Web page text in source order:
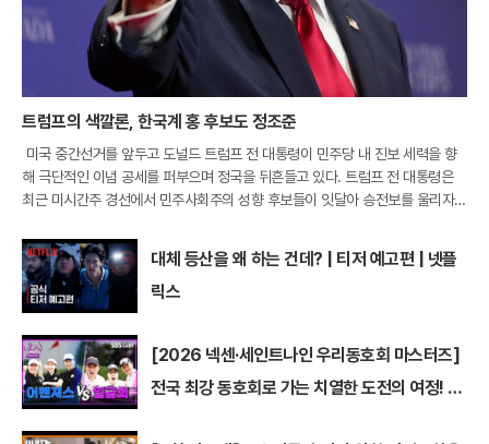
트럼프의 색깔론, 한국계 홍 후보도 정조준
미국 중간선거를 앞두고 도널드 트럼프 전 대통령이 민주당 내 진보 세력을 향
해 극단적인 이념 공세를 퍼부으며 정국을 뒤흔들고 있다. 트럼프 전 대통령은
최근 미시간주 경선에서 민주사회주의 성향 후보들이 잇달아 승전보를 울리자,
다주 라스베
대체 등산을 왜 하는 건데? | 티저 예고편 | 넷플
릭스
[2026 넥센·세인트나인 우리동호회 마스터즈]
전국 최강 동호회로 가는 치열한 도전의 여정! 파